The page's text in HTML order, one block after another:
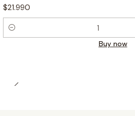
$21.990
Quantity
Buy now